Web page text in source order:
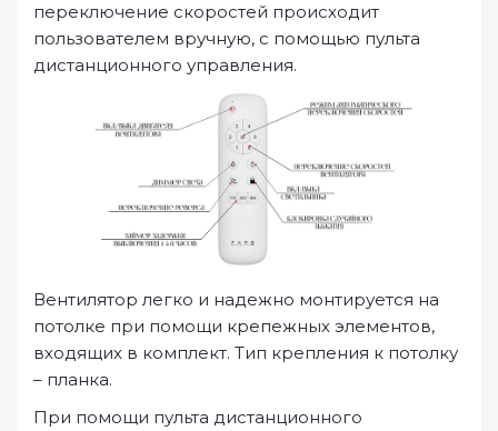
переключение скоростей происходит
пользователем вручную, с помощью пульта
дистанционного управления.
Вентилятор легко и надежно монтируется на
потолке при помощи крепежных элементов,
входящих в комплект. Тип крепления к потолку
– планка.
При помощи пульта дистанционного